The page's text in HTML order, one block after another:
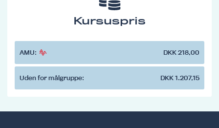
Kursuspris
AMU: DKK 218,00
Uden for målgruppe: DKK 1.207,15